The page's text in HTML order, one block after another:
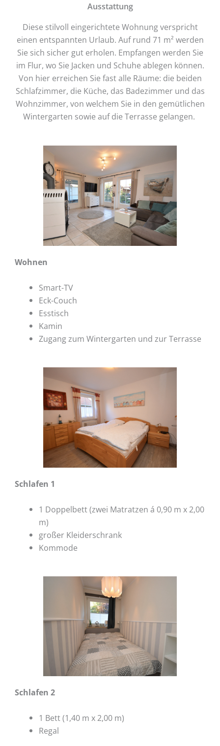
Ausstattung
Diese stilvoll eingerichtete Wohnung verspricht
einen entspannten Urlaub. Auf rund 71 m² werden
Sie sich sicher gut erholen. Empfangen werden Sie
im Flur, wo Sie Jacken und Schuhe ablegen können.
Von hier erreichen Sie fast alle Räume: die beiden
Schlafzimmer, die Küche, das Badezimmer und das
Wohnzimmer, von welchem Sie in den gemütlichen
Wintergarten sowie auf die Terrasse gelangen.
Wohnen
Smart-TV
Eck-Couch
Esstisch
Kamin
Zugang zum Wintergarten und zur Terrasse
Schlafen 1
1 Doppelbett (zwei Matratzen á 0,90 m x 2,00
m)
großer Kleiderschrank
Kommode
Schlafen 2
1 Bett (1,40 m x 2,00 m)
Regal